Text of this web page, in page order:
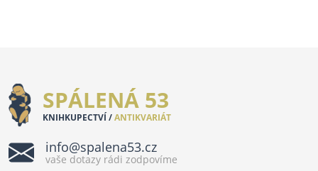
SPÁLENÁ 53
KNIHKUPECTVÍ /ANTIKVARIÁT
info@spalena53.cz
vaše dotazy rádi zodpovíme